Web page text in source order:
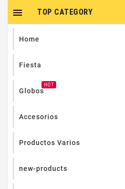
TOP CATEGORY

Home
Fiesta
Globos
HOT
Accesorios
Productos Varios
new-products